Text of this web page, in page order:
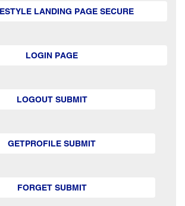
LANDING PAGE SECURE
LOGIN PAGE
LOGOUT SUBMIT
GETPROFILE SUBMIT
FORGET SUBMIT